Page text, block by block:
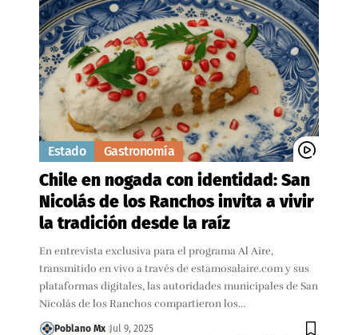
Estado Gastronomía
Chile en nogada con identidad: San
Nicolás de los Ranchos invita a vivir
la tradición desde la raíz
En entrevista exclusiva para el programa Al Aire,
transmitido en vivo a través de estamosalaire.com y sus
plataformas digitales, las autoridades municipales de San
Nicolás de los Ranchos compartieron los…
Poblano Mx Jul 9, 2025